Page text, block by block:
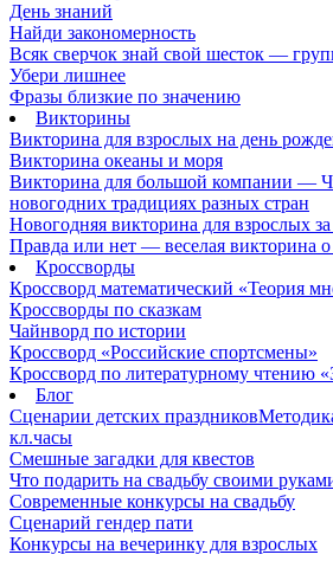
День знаний
Найди закономерность
Всяк сверчок знай свой шесток —
Убери лишнее
Фразы близкие по значению
Викторины
Викторина для взрослых на день
Викторина океаны и моря
Викторина для большой компании —
новогодних традициях разных стран
Новогодняя викторина для взрослых
Правда или нет — веселая викторина
Кроссворды
Кроссворд математический «Теория
Кроссворды по сказкам
Чайнворд по истории
Кроссворд «Российские спортсмены»
Кроссворд по литературному чтению
Блог
Сценарии детских праздников
кл.часы
Смешные загадки для квестов
Что подарить на свадьбу своими
Современные конкурсы на свадьбу
Сценарий гендер пати
Конкурсы на вечеринку для взрослых